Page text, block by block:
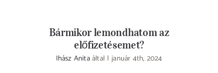
Bármikor lemondhatom az
előfizetésemet?
Ihász Anitaáltal | január 4th, 2024